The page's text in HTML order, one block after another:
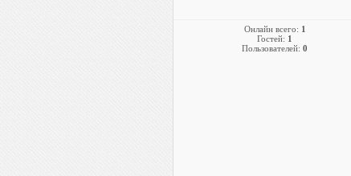
Онлайн всего: 1
Гостей: 1
Пользователей: 0